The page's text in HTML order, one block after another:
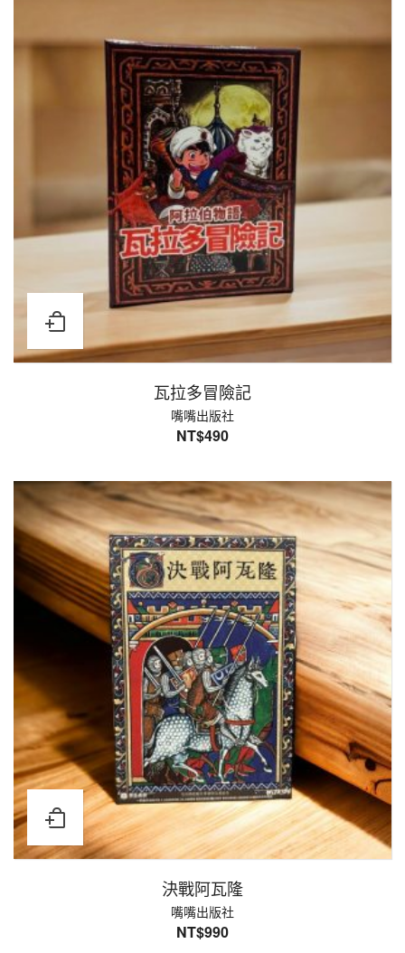
瓦拉多冒險記
嘴嘴出版社
NT$490
決戰阿瓦隆
嘴嘴出版社
NT$990